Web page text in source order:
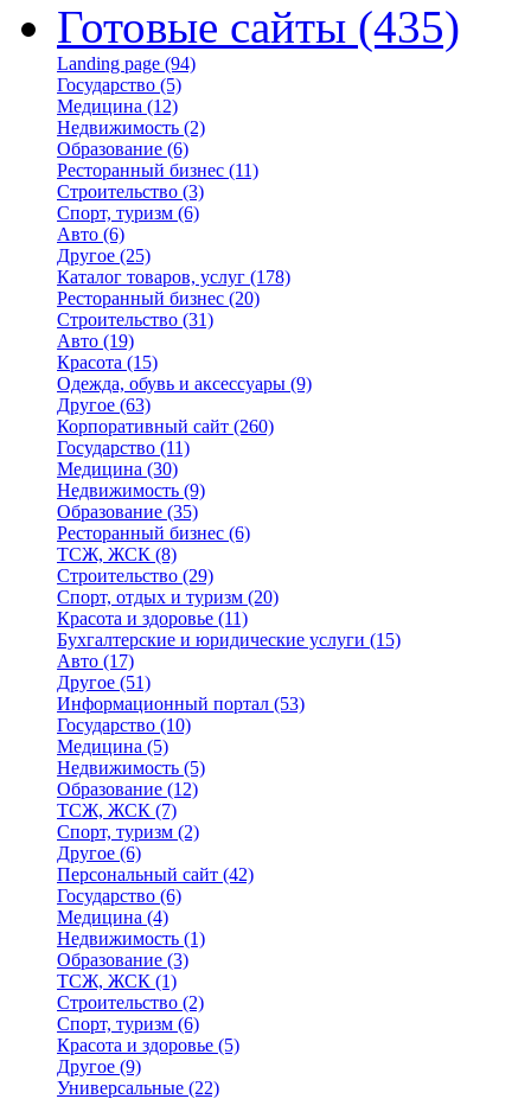
Готовые сайты (435)
Landing page (94)
Государство (5)
Медицина (12)
Недвижимость (2)
Образование (6)
Ресторанный бизнес (11)
Строительство (3)
Спорт, туризм (6)
Авто (6)
Другое (25)
Каталог товаров, услуг (178)
Ресторанный бизнес (20)
Строительство (31)
Авто (19)
Красота (15)
Одежда, обувь и аксессуары (9)
Другое (63)
Корпоративный сайт (260)
Государство (11)
Медицина (30)
Недвижимость (9)
Образование (35)
Ресторанный бизнес (6)
ТСЖ, ЖСК (8)
Строительство (29)
Спорт, отдых и туризм (20)
Красота и здоровье (11)
Бухгалтерские и юридические услуги (15)
Авто (17)
Другое (51)
Информационный портал (53)
Государство (10)
Медицина (5)
Недвижимость (5)
Образование (12)
ТСЖ, ЖСК (7)
Спорт, туризм (2)
Другое (6)
Персональный сайт (42)
Государство (6)
Медицина (4)
Недвижимость (1)
Образование (3)
ТСЖ, ЖСК (1)
Строительство (2)
Спорт, туризм (6)
Красота и здоровье (5)
Другое (9)
Универсальные (22)